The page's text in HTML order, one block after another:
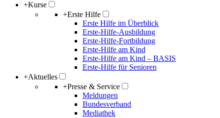
+Kurse
+Erste Hilfe
Erste Hilfe im Überblick
Erste-Hilfe-Ausbildung
Erste-Hilfe-Fortbildung
Erste-Hilfe am Kind
Erste-Hilfe am Kind – BASIS
Erste-Hilfe für Senioren
+Aktuelles
+Presse & Service
Meldungen
Bundesverband
Mediathek